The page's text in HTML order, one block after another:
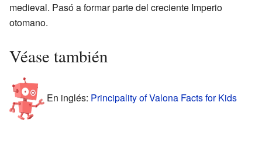
medieval. Pasó a formar parte del creciente Imperio
otomano.
Véase también
En inglés: Principality of Valona Facts for Kids